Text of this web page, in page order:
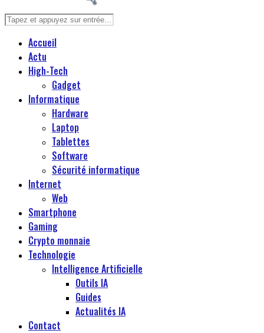
Accueil
Actu
High-Tech
Gadget
Informatique
Hardware
Laptop
Tablettes
Software
Sécurité informatique
Internet
Web
Smartphone
Gaming
Crypto monnaie
Technologie
Intelligence Artificielle
Outils IA
Guides
Actualités IA
Contact